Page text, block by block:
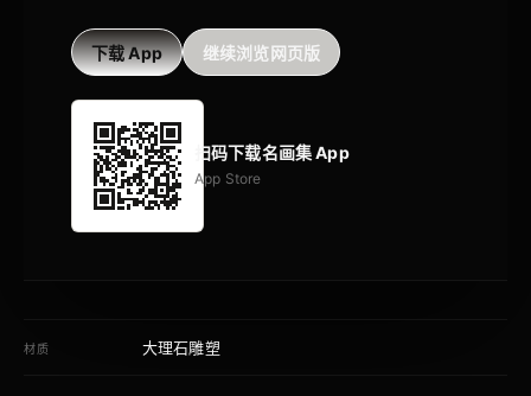
下载 App 继续浏览网页版
扫码下载名画集 App
App Store
材质 大理石雕塑